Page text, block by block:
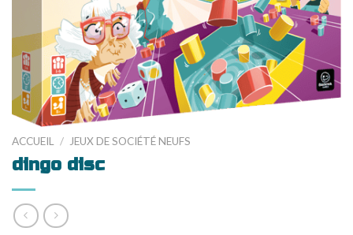
ACCUEIL / JEUX DE SOCIÉTÉ NEUFS
dingo disc